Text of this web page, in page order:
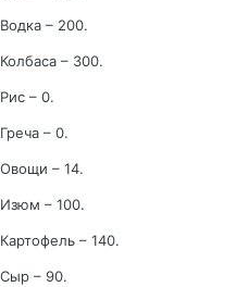
Водка – 200.
Колбаса – 300.
Рис – 0.
Греча – 0.
Овощи – 14.
Изюм – 100.
Картофель – 140.
Сыр – 90.